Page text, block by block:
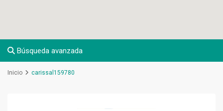
Búsqueda avanzada
Inicio carissal159780